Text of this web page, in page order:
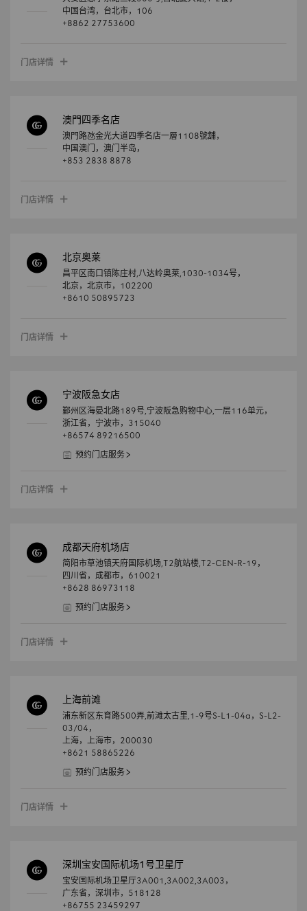
中国台湾， 台北市， 106
+8862 27753600
门店详情
澳門四季名店
澳門路氹金光大道四季名店一層1108號舖，
中国澳门， 澳门半岛，
+853 2838 8878
门店详情
北京奥莱
昌平区南口镇陈庄村,八达岭奥莱,1030-1034号，
北京， 北京市， 102200
+8610 50895723
门店详情
宁波阪急女店
鄞州区海晏北路189号,宁波阪急购物中心,一层116单元，
浙江省， 宁波市， 315040
+86574 89216500
预约门店服务
门店详情
成都天府机场店
简阳市草池镇天府国际机场,T2航站楼,T2-CEN-R-19，
四川省， 成都市， 610021
+8628 86973118
预约门店服务
门店详情
上海前滩
浦东新区东育路500弄,前滩太古里,1-9号S-L1-04a，S-L2-
03/04，
上海， 上海市， 200030
+8621 58865226
预约门店服务
门店详情
深圳宝安国际机场1号卫星厅
宝安国际机场卫星厅3A001,3A002,3A003，
广东省， 深圳市， 518128
+86755 23459297